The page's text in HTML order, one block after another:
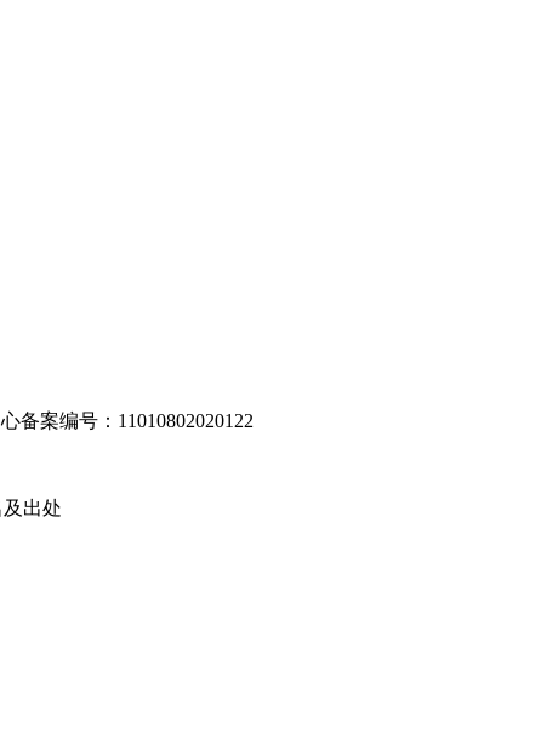
备案编号：11010802020122
出处